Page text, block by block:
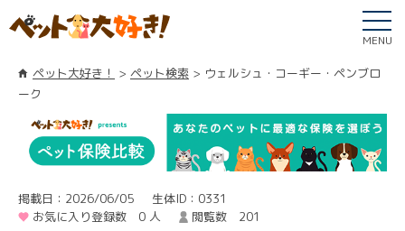
MENU
ペット大好き！ ペット検索
ウェルシュ・コーギー・ペンブロ
ーク
掲載日：2026/06/05
生体ID：0331
お気に入り登録数 0 人
閲覧数 201